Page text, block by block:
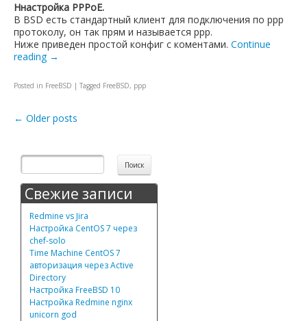
Ннастройка PPPoE.
В BSD есть стандартный клиент для подключения по ppp
протоколу, он так прям и называется ppp.
Ниже приведен простой конфиг с коментами. Continue
reading →
Posted in FreeBSD | Tagged FreeBSD, ppp
Post navigation
← Older posts
Свежие записи
Redmine vs Jira
Настройка CentOS 7 через
chef-solo
Time Machine CentOS 7
авторизация через Active
Directory
Настройка FreeBSD 10
Настройка Redmine nginx
unicorn god